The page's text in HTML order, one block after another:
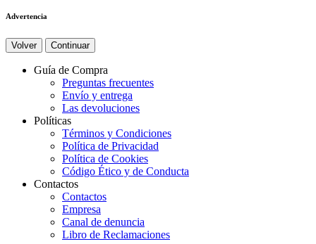
Advertencia
Volver Continuar
Guía de Compra
Preguntas frecuentes
Envío y entrega
Las devoluciones
Políticas
Términos y Condiciones
Política de Privacidad
Política de Cookies
Código Ético y de Conducta
Contactos
Contactos
Empresa
Canal de denuncia
Libro de Reclamaciones